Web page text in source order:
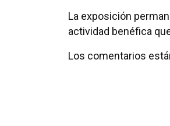
La exposición
actividad benéfica
Los comentarios